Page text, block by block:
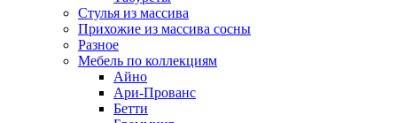
Стулья из массива
Прихожие из массива сосны
Разное
Мебель по коллекциям
Айно
Ари-Прованс
Бетти